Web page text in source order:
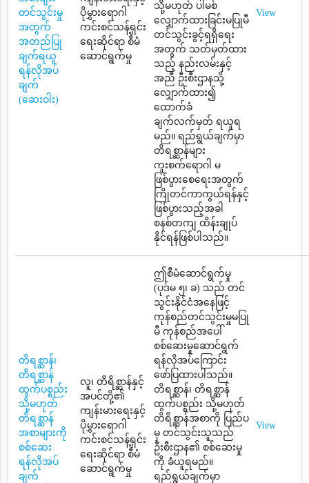
တင်သွင်းမှု
အတွက်
အတည်ပြု
ချက်ရယူ
ရန်လိုအပ်
ချက်
(ဆေးဝါး)
ပိုမွှားရောဂါ
ကင်းစင်သန့်ရှင်း
ရေးဆိုင်ရာ စီမံ
ဆောင်ရွက်မှု
သို့မဟုတ် ပါမစ်
လျှောက်ထားခြင်းမပြုမီ
တင်သွင်းခွင့်ရရှိရေး
အတွက် သတ်မှတ်ထား
သည့် နည်းလမ်းနှင့်
အညီ ဦးစီးဌာနသို့
လျှောက်ထား၍
ထောက်ခံ
ချက်လက်မှတ် ရယူရ
မည်။ ရည်ရွယ်ချက်မှာ
တိရစ္ဆာန်များ
ကူးစက်ရောဂါ မ
ဖြစ်ပွားစေရေးအတွက်
ကြိုတင်ကာကွယ်ရန်နှင့်
ဖြစ်ပွားသည့်အခါ
စနစ်တကျ ထိန်းချုပ်
နိုင်ရန်ဖြစ်ပါသည်။
View
တိရစ္ဆာန်၊
တိရစ္ဆာန်
ထွက်ပစ္စည်း
သို့မဟုတ်
တိရစ္ဆာန်
အစာများကို
စစ်ဆေး
ရန်လိုအပ်
ချက်
လူ၊ တိရိစ္ဆာန်နှင့်
အပင်တို့၏
ကျန်းမားရေးနှင့်
ပိုမွှားရောဂါ
ကင်းစင်သန့်ရှင်း
ရေးဆိုင်ရာ စီမံ
ဆောင်ရွက်မှု
ဤစီမံဆောင်ရွက်မှု
(ပုဒ်မ ၅၊ ခ) သည် တင်
သွင်းနိုင်ငံအနေဖြင့်
ကုန်စည်တင်သွင်းမှုမပြု
မီ ကုန်စည်အပေါ်
စစ်ဆေးမှုဆောင်ရွက်
ရန်လိုအပ်ကြောင်း
ဖော်ပြထားပါသည်။
တိရစ္ဆာန်၊ တိရစ္ဆာန်
ထွက်ပစ္စည်း သို့မဟုတ်
တိရိစ္ဆာန်အစာကို ပြည်ပ
မှ တင်သွင်းသူသည်
ဦးစီးဌာန၏ စစ်ဆေးမှု
ကို ခံယူရမည်။
ရည်ရွယ်ချက်မှာ
View